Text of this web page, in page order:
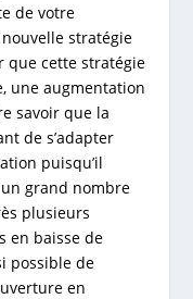
de votre
nouvelle stratégie
que cette stratégie
une augmentation
savoir que la
de s’adapter
puisqu’il
grand nombre
plusieurs
en baisse de
possible de
en